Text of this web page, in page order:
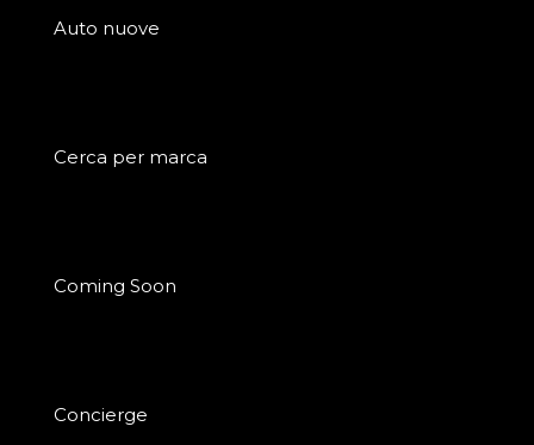
Auto nuove
Cerca per marca
Coming Soon
Concierge